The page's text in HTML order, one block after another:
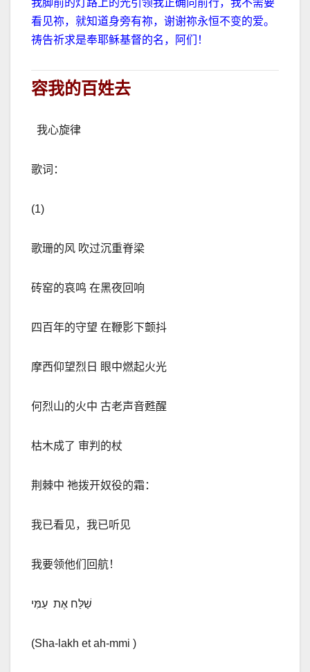
看见祢，就知道身旁有祢，谢谢祢永恒不变的爱。
祷告祈求是奉耶稣基督的名，阿们！
容我的百姓去
我心旋律
歌词：
(1)
歌珊的风 吹过沉重脊梁
砖窑的哀鸣 在黑夜回响
四百年的守望 在鞭影下颤抖
摩西仰望烈日 眼中燃起火光
何烈山的火中 古老声音甦醒
枯木成了 审判的杖
荆棘中 祂拨开奴役的霜：
我已看见，我已听见
我要领他们回航！
שַׁלַּח אֶת עַמִּי
(Sha-lakh et ah-mmi )